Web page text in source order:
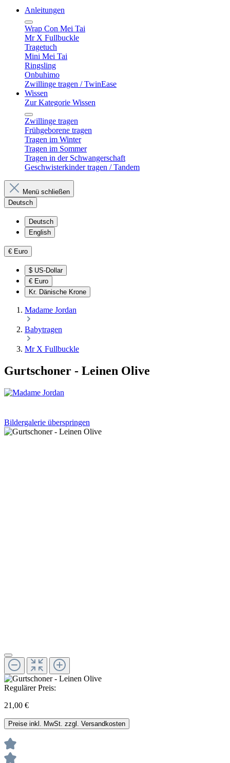
Anleitungen
Wrap Con Mei Tai
Mr X Fullbuckle
Tragetuch
Mini Mei Tai
Ringsling
Onbuhimo
Zwillinge tragen / TwinEase
Wissen
Zur Kategorie Wissen
Zwillinge tragen
Frühgeborene tragen
Tragen im Winter
Tragen im Sommer
Tragen in der Schwangerschaft
Geschwisterkinder tragen / Tandem
Menü schließen
Deutsch
Deutsch
English
€ Euro
$ US-Dollar
€ Euro
Kr. Dänische Krone
Madame Jordan
Babytragen
Mr X Fullbuckle
Gurtschoner - Leinen Olive
Bildergalerie überspringen
Regulärer Preis:
21,00 €
Preise inkl. MwSt. zzgl. Versandkosten